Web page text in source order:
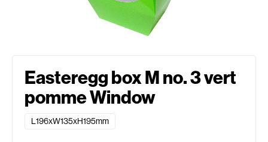
Easteregg box M no. 3 vert
pomme Window
L196xW135xH195mm